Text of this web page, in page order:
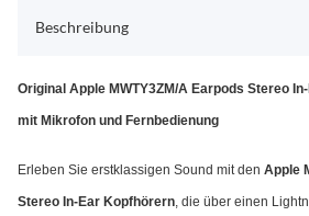
Beschreibung
Original Apple MWTY3ZM/A Earpods Stereo
mit Mikrofon und Fernbedienung
Erleben Sie erstklassigen Sound mit den Apple
Stereo In-Ear Kopfhörern, die über einen